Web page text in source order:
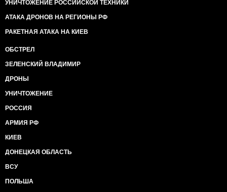
УНИЧТОЖЕНИЕ РОССИЙСКОЙ ТЕХНИКИ
АТАКА ДРОНОВ НА РЕГИОНЫ РФ
РАКЕТНАЯ АТАКА НА КИЕВ
ОБСТРЕЛ
ЗЕЛЕНСКИЙ ВЛАДИМИР
ДРОНЫ
УНИЧТОЖЕНИЕ
РОССИЯ
АРМИЯ РФ
КИЕВ
ДОНЕЦКАЯ ОБЛАСТЬ
ВСУ
ПОЛЬША